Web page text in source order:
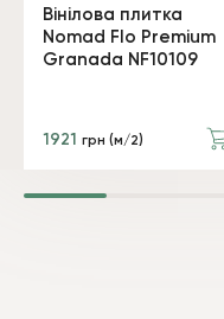
Вінілова плитка
Nomad Flo Premium
Granada NF10109
1921 грн (м/2)